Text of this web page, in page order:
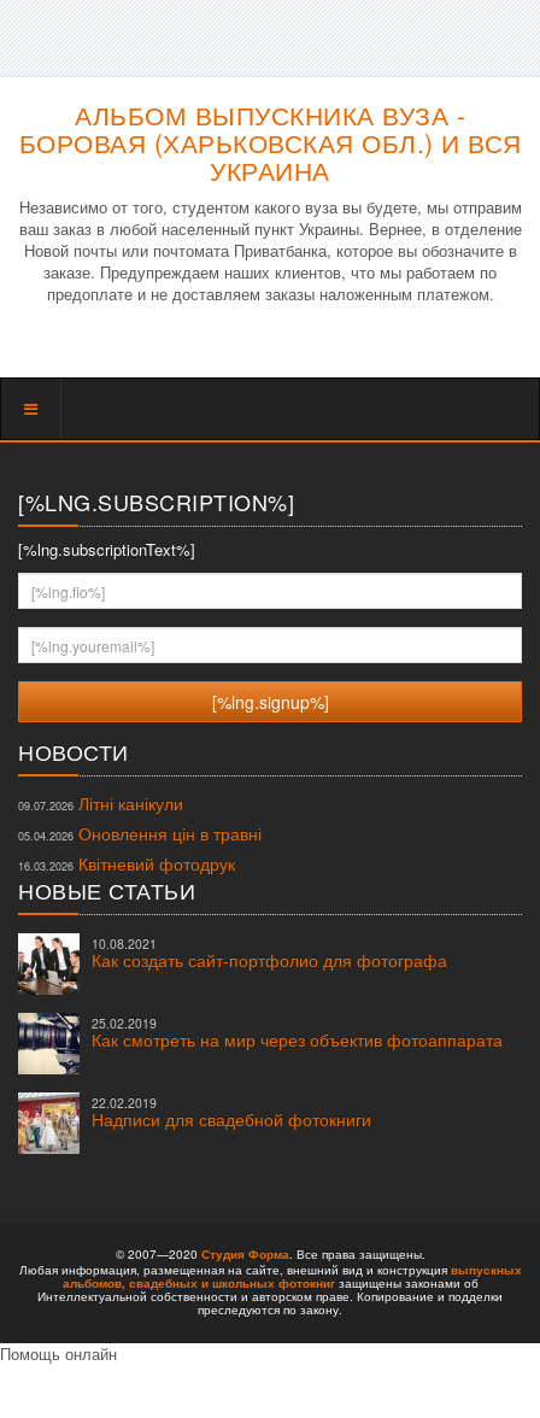
АЛЬБОМ ВЫПУСКНИКА ВУЗА -
БОРОВАЯ (ХАРЬКОВСКАЯ ОБЛ.) И ВСЯ
УКРАИНА
Независимо от того, студентом какого вуза вы будете, мы отправим
ваш заказ в любой населенный пункт Украины. Вернее, в отделение
Новой почты или почтомата Приватбанка, которое вы обозначите в
заказе. Предупреждаем наших клиентов, что мы работаем по
предоплате и не доставляем заказы наложенным платежом.
Показать
[%LNG.SUBSCRIPTION%]
[%lng.subscriptionText%]
[%lng.fio%]
[%lng.youremail%]
НОВОСТИ
09.07.2026 Літні канікули
05.04.2026 Оновлення цін в травні
16.03.2026 Квітневий фотодрук
НОВЫЕ СТАТЬИ
10.08.2021
Как создать сайт-портфолио для фотографа
25.02.2019
Как смотреть на мир через объектив фотоаппарата
22.02.2019
Надписи для свадебной фотокниги
© 2007—2020 Студия Форма. Все права защищены.
Любая информация, размещенная на сайте, внешний вид и конструкция выпускных
альбомов, свадебных и школьных фотокнигзащищены законами об
Интеллектуальной собственности и авторском праве. Копирование и подделки
преследуются по закону.
Помощь онлайн